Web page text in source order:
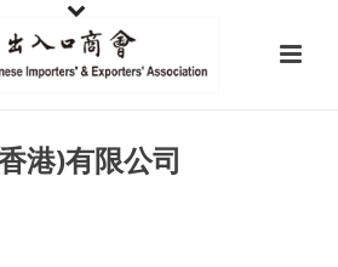
港)有限公司